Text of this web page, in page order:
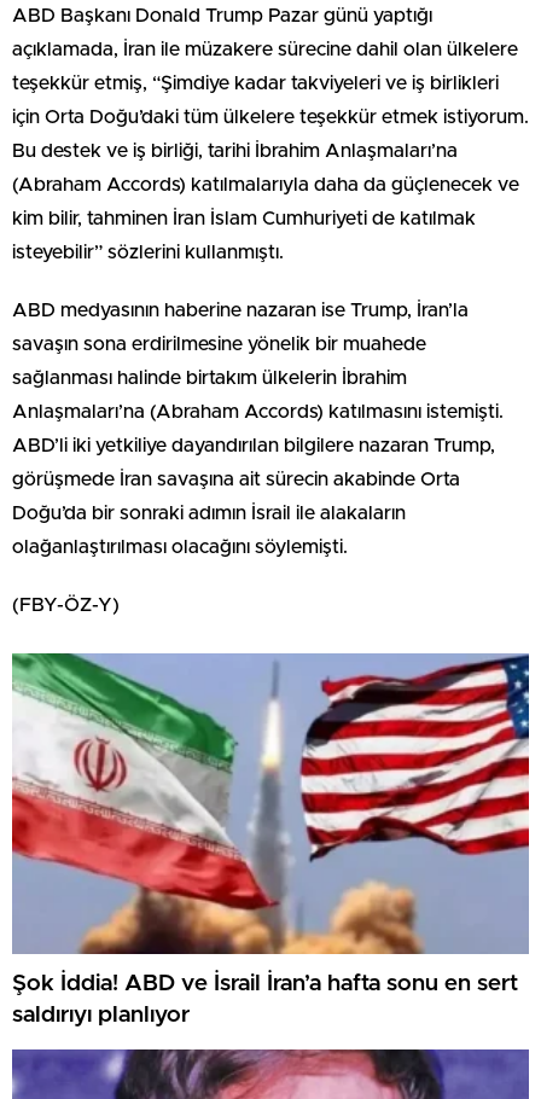
ABD Başkanı Donald Trump Pazar günü yaptığı
açıklamada, İran ile müzakere sürecine dahil olan ülkelere
teşekkür etmiş, “Şimdiye kadar takviyeleri ve iş birlikleri
için Orta Doğu’daki tüm ülkelere teşekkür etmek istiyorum.
Bu destek ve iş birliği, tarihi İbrahim Anlaşmaları’na
(Abraham Accords) katılmalarıyla daha da güçlenecek ve
kim bilir, tahminen İran İslam Cumhuriyeti de katılmak
isteyebilir” sözlerini kullanmıştı.
ABD medyasının haberine nazaran ise Trump, İran’la
savaşın sona erdirilmesine yönelik bir muahede
sağlanması halinde birtakım ülkelerin İbrahim
Anlaşmaları’na (Abraham Accords) katılmasını istemişti.
ABD’li iki yetkiliye dayandırılan bilgilere nazaran Trump,
görüşmede İran savaşına ait sürecin akabinde Orta
Doğu’da bir sonraki adımın İsrail ile alakaların
olağanlaştırılması olacağını söylemişti.
(FBY-ÖZ-Y)
Şok İddia! ABD ve İsrail İran’a hafta sonu en sert
saldırıyı planlıyor